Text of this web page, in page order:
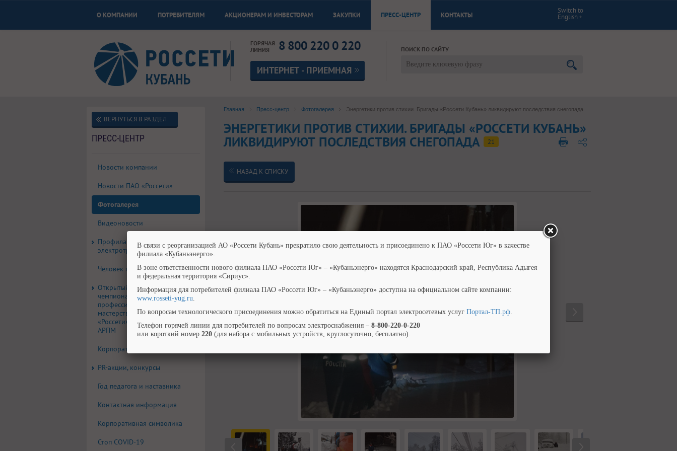
О КОМПАНИИ ПОТРЕБИТЕЛЯМ АКЦИОНЕРАМ И ИНВЕСТОРАМ ЗАКУПКИ ПРЕСС-ЦЕНТР КОНТАКТЫ
Switch to
English
ГОРЯЧАЯ
ЛИНИЯ
8 800 220 0 220
ИНТЕРНЕТ - ПРИЕМНАЯ
ПОИСК ПО САЙТУ
Главная Пресс-центр Фотогалерея Энергетики против стихии. Бригады «Россети Кубань» ликвидируют последствия снегопада
ЭНЕРГЕТИКИ ПРОТИВ СТИХИИ. БРИГАДЫ «РОССЕТИ КУБАНЬ»
ЛИКВИДИРУЮТ ПОСЛЕДСТВИЯ СНЕГОПАДА
21
НАЗАД К СПИСКУ
ВЕРНУТЬСЯ В РАЗДЕЛ
ПРЕСС-ЦЕНТР
Новости компании
Новости ПАО «Россети»
Фотогалерея
Видеоновости
Профилактика
электротравматизма
Человек труда
Открытый корпоративный
чемпионат
профессионального
мастерства группы компаний
«Россети» по стандартам
АРПМ
Корпоративная газета
PR-акции, конкурсы
Год педагога и наставника
Контактная информация
Корпоративная символика
Стоп COVID-19
В связи с реорганизацией АО «Россети Кубань» прекратило свою деятельность и присоединено к ПАО «Россети Юг» в качестве
филиала «Кубаньэнерго».
В зоне ответственности нового филиала ПАО «Россети Юг» – «Кубаньэнерго» находятся Краснодарский край, Республика Адыгея
и федеральная территория «Сириус».
Информация для потребителей филиала ПАО «Россети Юг» – «Кубаньэнерго» доступна на официальном сайте компании:
www.rosseti-yug.ru.
По вопросам технологического присоединения можно обратиться на Единый портал электросетевых услуг Портал-ТП.рф.
Телефон горячей линии для потребителей по вопросам электроснабжения – 8-800-220-0-220
или короткий номер 220 (для набора с мобильных устройств, круглосуточно, бесплатно).